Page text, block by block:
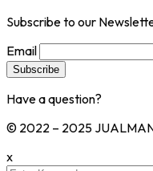
Subscribe to our
Email
Have a question?
© 2022 – 2025
x